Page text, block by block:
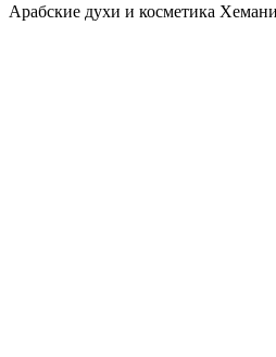
Арабские духи и косметика